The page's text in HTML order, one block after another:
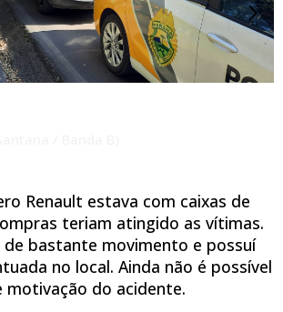
Renault estava com caixas de
teriam atingido as vítimas.
de bastante movimento e possuí
no local. Ainda não é possível
motivação do acidente.